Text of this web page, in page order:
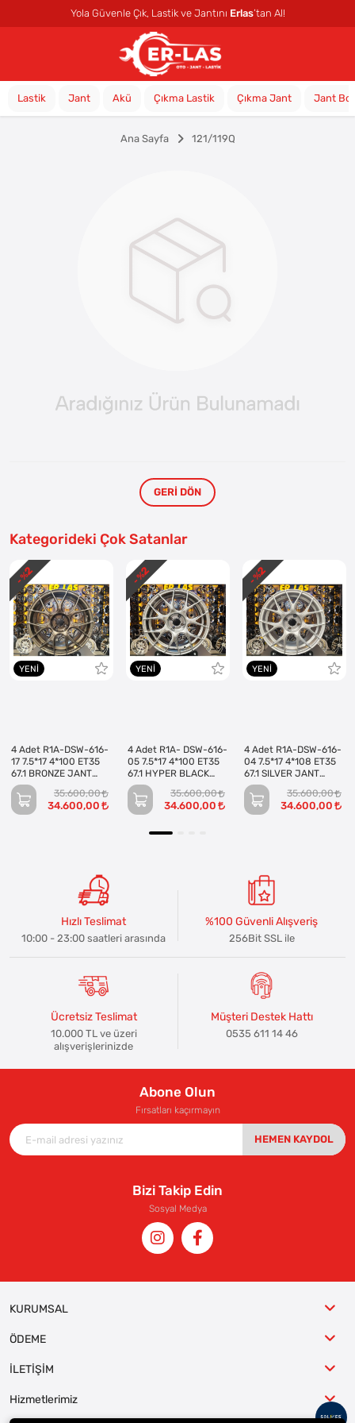
Yola Güvenle Çık, Lastik ve Jantını Erlas’tan Al!
Lastik Jant Akü Çıkma Lastik Çıkma Jant Jant
Ana Sayfa 121/119Q
GERI DÖN
Kategorideki Çok Satanlar
YENI
4 Adet R1A-DSW-616-
17 7.5*17 4*100 ET35
67.1 BRONZE JANT
(Takım)
35.600,00
34.600,00
- %
2
YENI
4 Adet R1A- DSW-616-
05 7.5*17 4*100 ET35
67.1 HYPER BLACK
JANT (Takım)
35.600,00
34.600,00
- %
2
YENI
4 Adet R1A-DSW-616-
04 7.5*17 4*108 ET35
67.1 SILVER JANT
(Takım)
35.600,00
34.600,00
- %
2
Hızlı Teslimat
10:00 - 23:00 saatleri arasında
%100 Güvenli Alışveriş
256Bit SSL ile
Ücretsiz Teslimat
10.000 TL ve üzeri
alışverişlerinizde
Müşteri Destek Hattı
0535 611 14 46
Abone Olun
Fırsatları kaçırmayın
HEMEN KAYDOL
Bizi Takip Edin
Sosyal Medya
KURUMSAL
ÖDEME
İLETİŞİM
Hizmetlerimiz